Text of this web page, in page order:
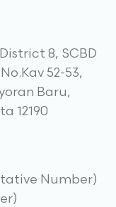
8, SCBD
52-53,
Baru,
12190
Number)